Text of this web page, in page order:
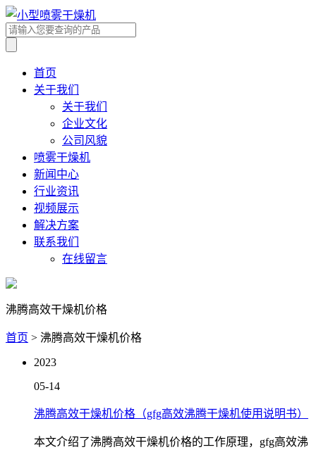
首页
关于我们
关于我们
企业文化
公司风貌
喷雾干燥机
新闻中心
行业资讯
视频展示
解决方案
联系我们
在线留言
沸腾高效干燥机价格
首页 > 沸腾高效干燥机价格
2023
05-14
沸腾高效干燥机价格（gfg高效沸腾干燥机使用说明书）
本文介绍了沸腾高效干燥机价格的工作原理，gfg高效沸